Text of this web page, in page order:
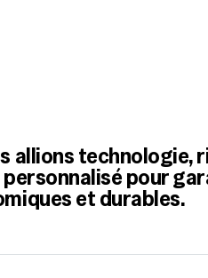
allions technologie,
pour
et durables.